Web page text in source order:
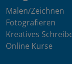
Malen/Zeichnen
Fotografieren
Kreatives
Online Kurse